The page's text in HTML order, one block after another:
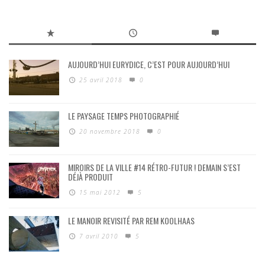
AUJOURD’HUI EURYDICE, C’EST POUR AUJOURD’HUI
25 avril 2018 0
LE PAYSAGE TEMPS PHOTOGRAPHIÉ
20 novembre 2018 0
MIROIRS DE LA VILLE #14 RÉTRO-FUTUR ! DEMAIN S’EST
DÉJÀ PRODUIT
15 mai 2012 5
LE MANOIR REVISITÉ PAR REM KOOLHAAS
7 avril 2010 5